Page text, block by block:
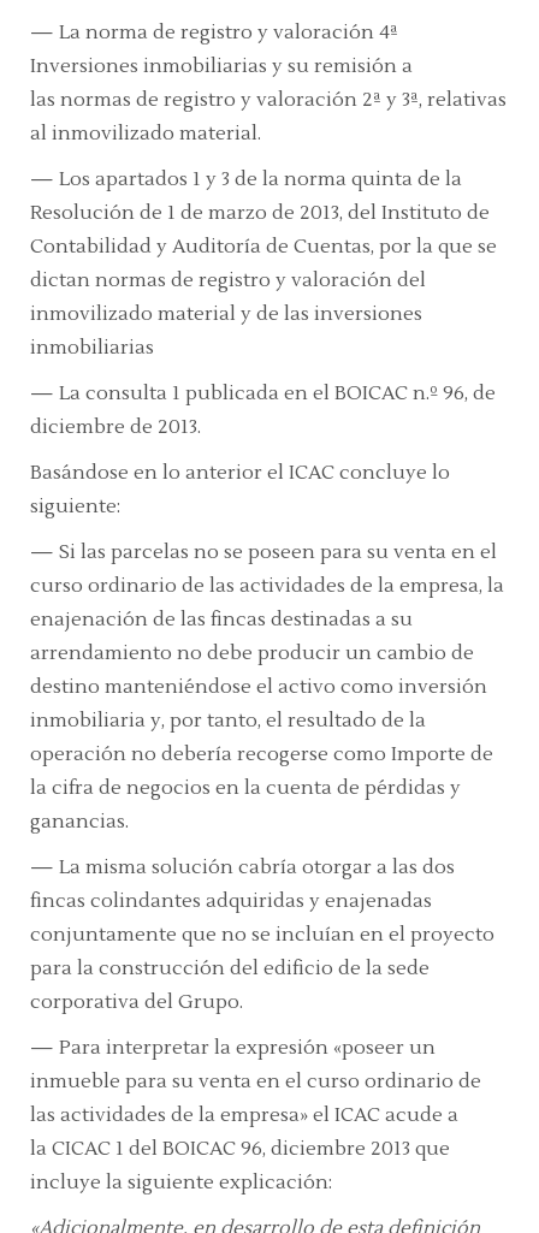
— La norma de registro y valoración 4ª
Inversiones inmobiliarias y su remisión a
las normas de registro y valoración 2ª y 3ª, relativas
al inmovilizado material.
— Los apartados 1 y 3 de la norma quinta de la
Resolución de 1 de marzo de 2013, del Instituto de
Contabilidad y Auditoría de Cuentas, por la que se
dictan normas de registro y valoración del
inmovilizado material y de las inversiones
inmobiliarias
— La consulta 1 publicada en el BOICAC n.º 96, de
diciembre de 2013.
Basándose en lo anterior el ICAC concluye lo
siguiente:
— Si las parcelas no se poseen para su venta en el
curso ordinario de las actividades de la empresa, la
enajenación de las fincas destinadas a su
arrendamiento no debe producir un cambio de
destino manteniéndose el activo como inversión
inmobiliaria y, por tanto, el resultado de la
operación no debería recogerse como Importe de
la cifra de negocios en la cuenta de pérdidas y
ganancias.
— La misma solución cabría otorgar a las dos
fincas colindantes adquiridas y enajenadas
conjuntamente que no se incluían en el proyecto
para la construcción del edificio de la sede
corporativa del Grupo.
— Para interpretar la expresión «poseer un
inmueble para su venta en el curso ordinario de
las actividades de la empresa» el ICAC acude a
la CICAC 1 del BOICAC 96, diciembre 2013 que
incluye la siguiente explicación:
«Adicionalmente, en desarrollo de esta definición